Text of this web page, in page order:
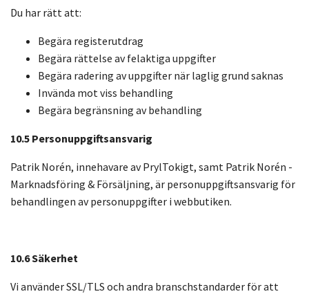
Du har rätt att:
Begära registerutdrag
Begära rättelse av felaktiga uppgifter
Begära radering av uppgifter när laglig grund saknas
Invända mot viss behandling
Begära begränsning av behandling
10.5 Personuppgiftsansvarig
Patrik Norén, innehavare av PrylTokigt, samt Patrik Norén -
Marknadsföring & Försäljning, är personuppgiftsansvarig för
behandlingen av personuppgifter i webbutiken.
10.6 Säkerhet
Vi använder SSL/TLS och andra branschstandarder för att